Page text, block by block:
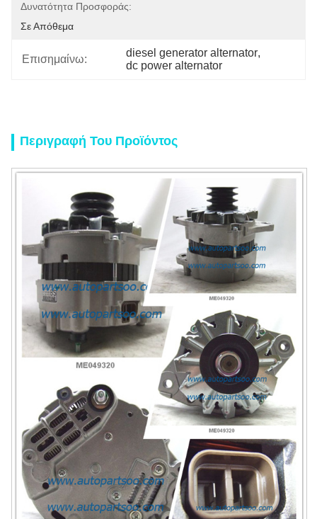
Δυνατότητα Προσφοράς:
Σε Απόθεμα
Επισημαίνω:
diesel generator alternator,
dc power alternator
Περιγραφή Του Προϊόντος